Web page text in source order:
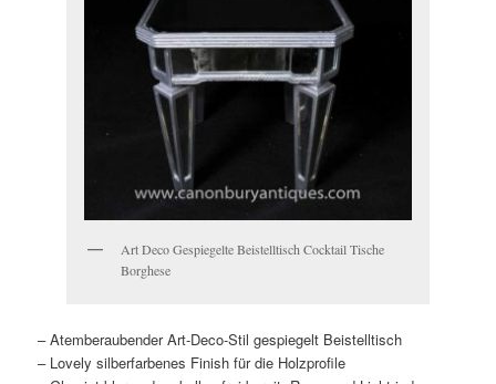
Art Deco Gespiegelte Beistelltisch Cocktail Tische
Borghese
– Atemberaubender Art-Deco-Stil gespiegelt Beistelltisch
– Lovely silberfarbenes Finish für die Holzprofile